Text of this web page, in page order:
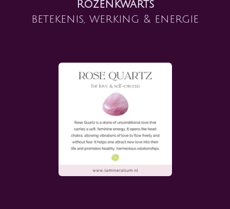
Rozenkwarts
betekenis, werking & energie